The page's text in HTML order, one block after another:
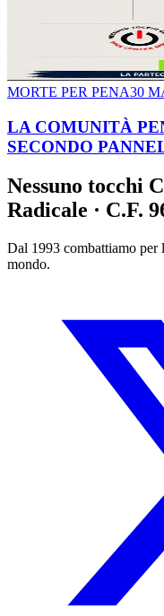
MORTE PER PENA30
LA COMUNITÀ
SECONDO
Nessuno tocchi
Radicale · C.F.
Dal 1993 combattiamo per
mondo.